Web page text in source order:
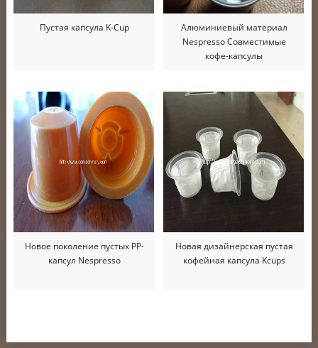
Пустая капсула K-Cup
Алюминиевый материал
Nespresso Совместимые
кофе-капсулы
Новое поколение пустых PP-
капсул Nespresso
Новая дизайнерская пустая
кофейная капсула Kcups